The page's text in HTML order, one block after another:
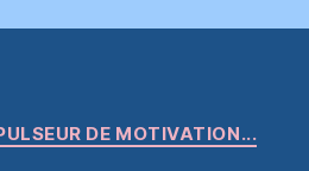
Catégories
DE MOTIVATION...